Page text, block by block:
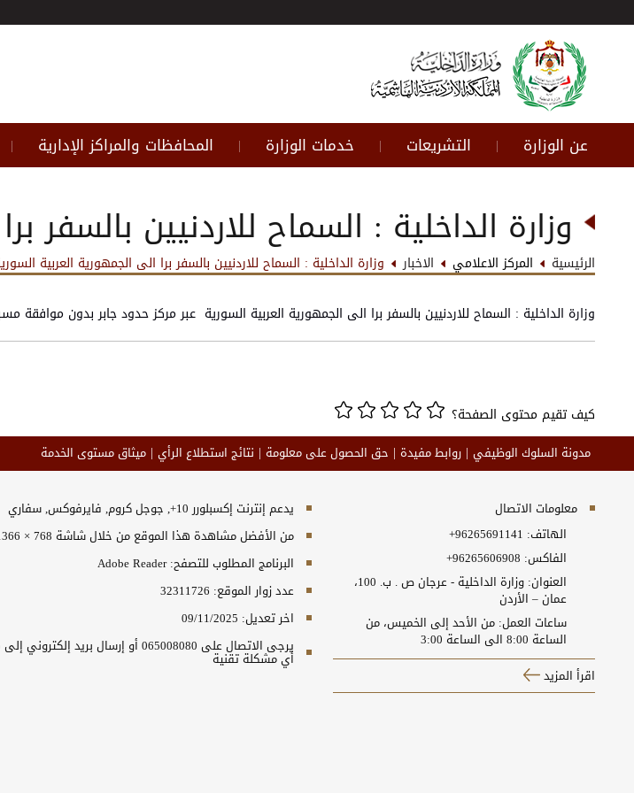
عن الوزارة | التشريعات | خدمات الوزارة | المحافظات والمراكز الإدارية |
وزارة الداخلية : السماح للاردنيين بالسفر
الرئيسية المركز الاعلامي الاخبار وزارة الداخلية : السماح للاردنيين بالسفر برا الى الجمهورية العربية
وزارة الداخلية : السماح للاردنيين بالسفر برا الى الجمهورية العربية السورية عبر مركز حدود جابر بدون موافقة
كيف تقيم محتوى الصفحة؟
مدونة السلوك الوظيفي روابط مفيدة حق الحصول على معلومة نتائج استطلاع الرأي ميثاق مستوى الخدمة
معلومات الاتصال
الهاتف: +96265691141
الفاكس: +96265606908
العنوان: وزارة الداخلية - عرجان ص . ب. 100،
عمان – الأردن
ساعات العمل: من الأحد إلى الخميس، من
الساعة 8:00 الى الساعة 3:00
اقرأ المزيد
يدعم إنترنت إكسبلورر 10+, جوجل كروم, فايرفوكس, سفاري
من الأفضل مشاهدة هذا الموقع من خلال شاشة 768 × 1366
البرنامج المطلوب للتصفح: Adobe Reader
عدد زوار الموقع: 32311726
اخر تعديل: 09/11/2025
أي مشكلة تقنية